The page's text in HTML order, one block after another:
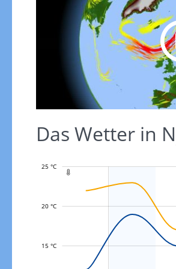
Das Wetter in

25 °C
20 °C
15 °C